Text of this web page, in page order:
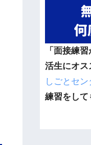
「面接練
活生にオ
しごとセ
練習をして